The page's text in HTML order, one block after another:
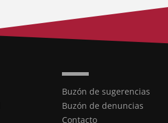
Buzón de sugerencias
Buzón de denuncias
Contacto